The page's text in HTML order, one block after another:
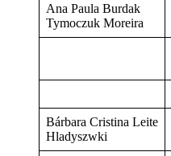
Ana Paula Burdak
Tymoczuk Moreira
Bárbara Cristina Leite
Hladyszwki